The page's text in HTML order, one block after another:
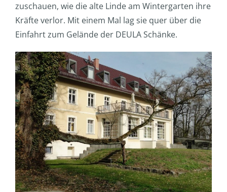
zuschauen, wie die alte Linde am Wintergarten ihre
Kräfte verlor. Mit einem Mal lag sie quer über die
Einfahrt zum Gelände der DEULA Schänke.